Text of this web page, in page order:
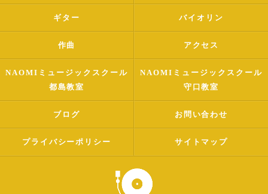
ギター バイオリン
作曲 アクセス
NAOMIミュージックスクール
都島教室
NAOMIミュージックスクール
守口教室
ブログ お問い合わせ
プライバシーポリシー サイトマップ